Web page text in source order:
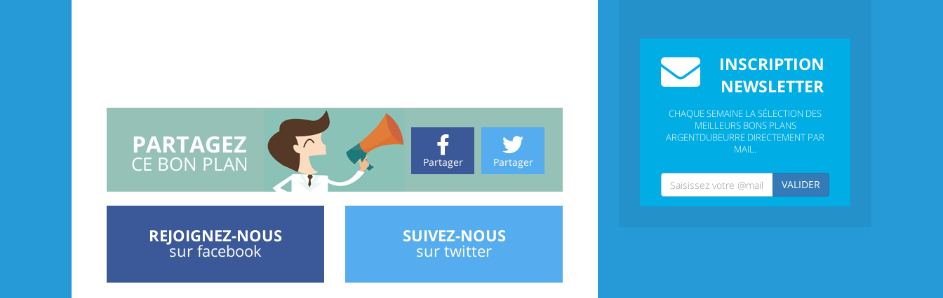
PARTAGEZ
CE BON PLAN Partager
Partager
REJOIGNEZ-NOUS
sur facebook
SUIVEZ-NOUS
sur twitter
INSCRIPTION
NEWSLETTER
CHAQUE SEMAINE LA SÉLECTION DES
MEILLEURS BONS PLANS
ARGENTDUBEURRE DIRECTEMENT PAR
MAIL.
VALIDER